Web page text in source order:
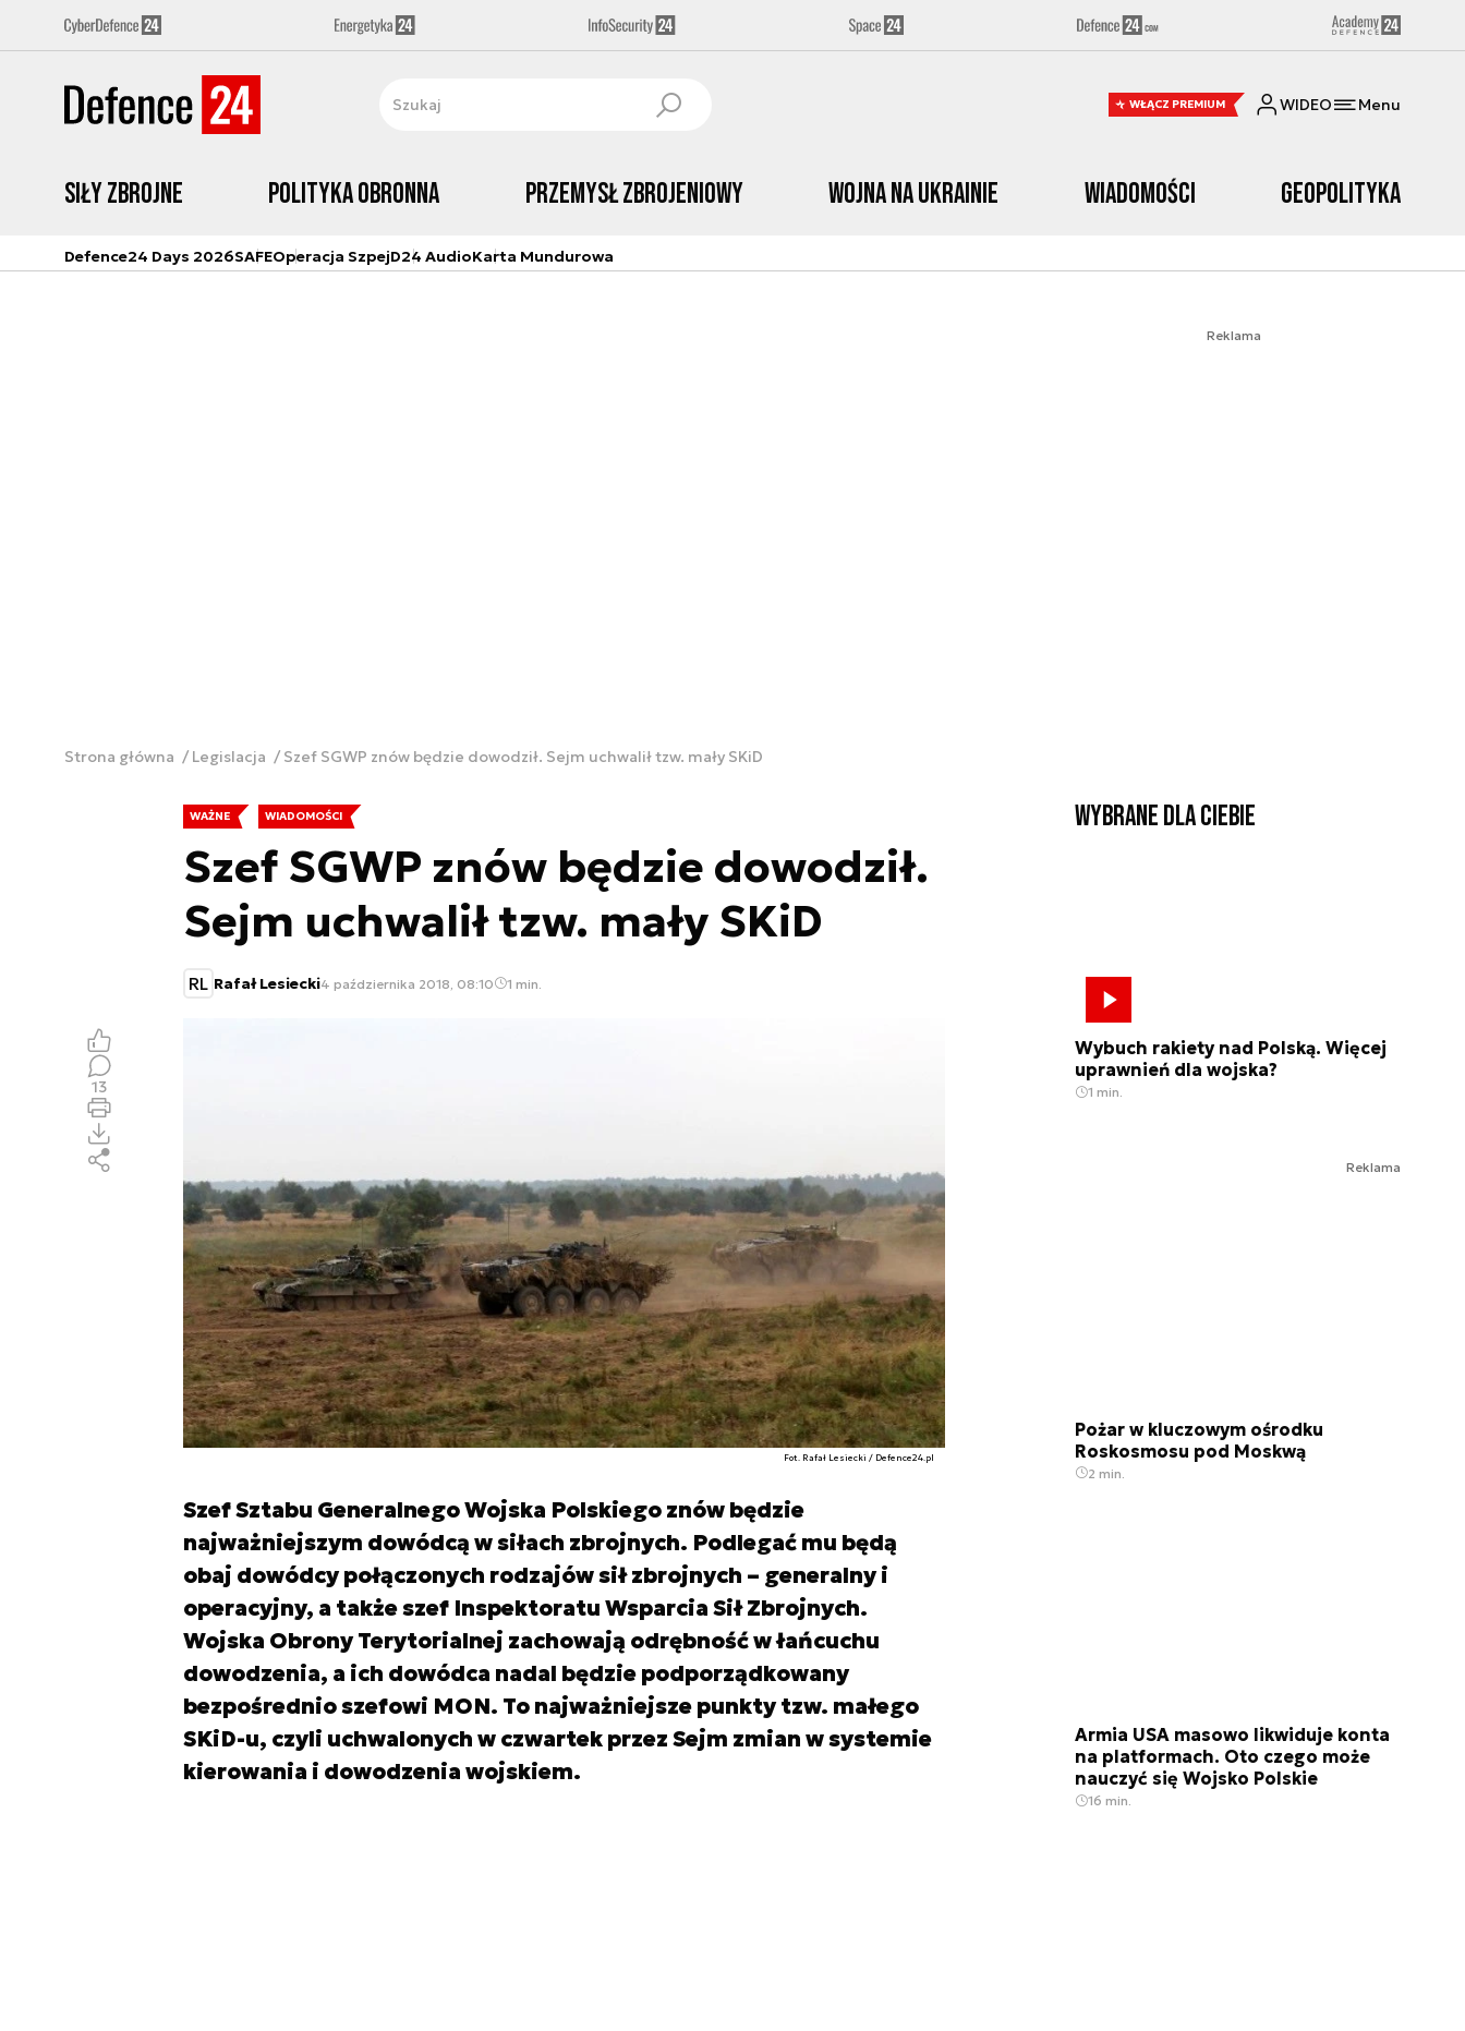
WŁĄCZ PREMIUM WIDEO Menu
Siły zbrojne Polityka obronna Przemysł Zbrojeniowy Wojna na Ukrainie Wiadomości Geopolityka
Defence24 Days 2026SAFEOperacja SzpejD24 AudioKarta Mundurowa
Reklama
Strona główna Legislacja Szef SGWP znów będzie dowodził. Sejm uchwalił tzw. mały SKiD
WAŻNE WIADOMOŚCI
Szef SGWP znów będzie dowodził.
Sejm uchwalił tzw. mały SKiD
RL Rafał Lesiecki4 października 2018, 08:10 1 min.
Fot. Rafał Lesiecki / Defence24.pl
Szef Sztabu Generalnego Wojska Polskiego znów będzie
najważniejszym dowódcą w siłach zbrojnych. Podlegać mu będą
obaj dowódcy połączonych rodzajów sił zbrojnych – generalny i
operacyjny, a także szef Inspektoratu Wsparcia Sił Zbrojnych.
Wojska Obrony Terytorialnej zachowają odrębność w łańcuchu
dowodzenia, a ich dowódca nadal będzie podporządkowany
bezpośrednio szefowi MON. To najważniejsze punkty tzw. małego
SKiD-u, czyli uchwalonych w czwartek przez Sejm zmian w systemie
kierowania i dowodzenia wojskiem.
13
Wybrane dla Ciebie
Wybuch rakiety nad Polską. Więcej
uprawnień dla wojska?
1 min.
Reklama
Pożar w kluczowym ośrodku
Roskosmosu pod Moskwą
2 min.
Armia USA masowo likwiduje konta
na platformach. Oto czego może
nauczyć się Wojsko Polskie
16 min.